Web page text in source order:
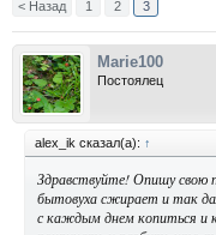
< Назад 1 2 3
Marie100
Постоялец
alex_ik сказал(а): ↑
Здравствуйте! Опишу свою
бытовуха сжирает и так
с каждым днем копиться и